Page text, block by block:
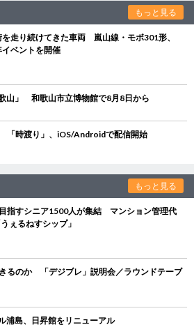
もっと見る
走り続けてきた車両 嵐山線・モボ301形、
ベントを開催
山」 和歌山市立博物館で8月8日から
「時渡り」、iOS/Androidで配信開始
もっと見る
目指すシニア1500人が集結 マンション管理代
ぇるねすシップ」
るのか 「デジブレ」説明会／ラウンドテーブ
島、日昇館をリニューアル